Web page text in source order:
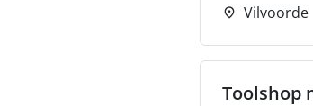
Vilvoorde
Toolshop